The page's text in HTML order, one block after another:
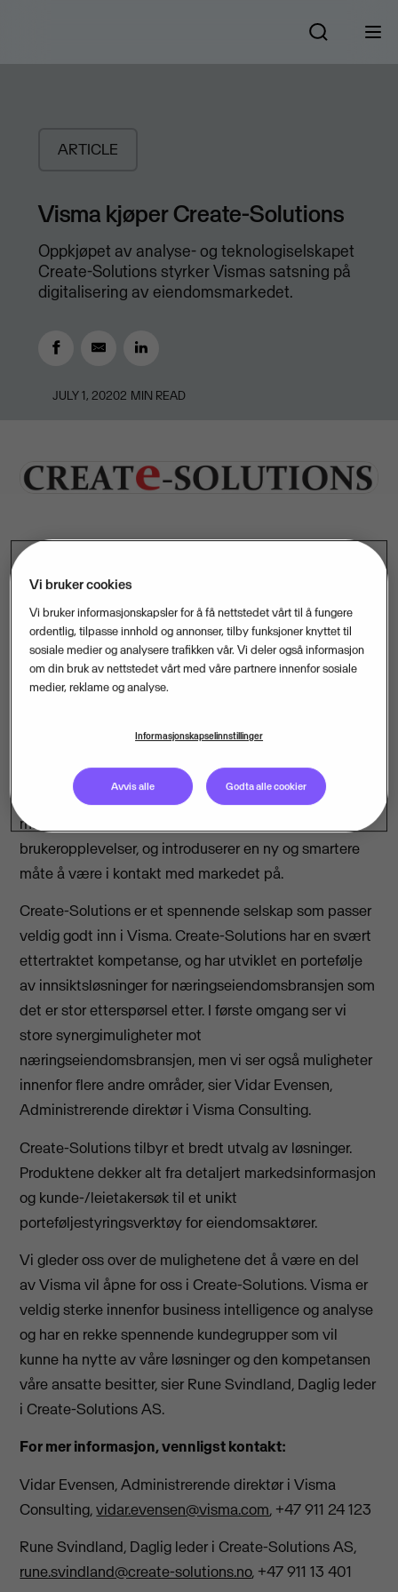
ARTICLE
Visma kjøper Create-Solutions
​Oppkjøpet av analyse- og teknologiselskapet
Create-Solutions styrker Vismas satsning på
digitalisering av eiendomsmarkedet.
JULY 1, 20202 MIN READ
Oppkjøpet av analyse- og teknologiselskapet
Create-Solutions styrker Vismas satsning på
digitalisering av eiendomsmarkedet.
Create-Solutions er en innovativ leverandør av data,
verktøy, analyse og innsikt som gir et komplett bilde av
næringseiendomsmarkedet. Det uavhengige analyse-
virksomheter med tilknytning til
næringseiendomsmarkedet. Create-Solutions har som
målsetning å være ledende innen datakvalitet og
brukeropplevelser, og introduserer en ny og smartere
måte å være i kontakt med markedet på.
Create-Solutions er et spennende selskap som passer
veldig godt inn i Visma. Create-Solutions har en svært
ettertraktet kompetanse, og har utviklet en portefølje
av innsiktsløsninger for næringseiendomsbransjen som
det er stor etterspørsel etter. I første omgang ser vi
store synergimuligheter mot
næringseiendomsbransjen, men vi ser også muligheter
innenfor flere andre områder, sier Vidar Evensen,
Administrerende direktør i Visma Consulting.
Create-Solutions tilbyr et bredt utvalg av løsninger.
Produktene dekker alt fra detaljert markedsinformasjon
og kunde-/leietakersøk til et unikt
porteføljestyringsverktøy for eiendomsaktører.
Vi gleder oss over de mulighetene det å være en del
av Visma vil åpne for oss i Create-Solutions. Visma er
veldig sterke innenfor business intelligence og analyse
og har en rekke spennende kundegrupper som vil
kunne ha nytte av våre løsninger og den kompetansen
våre ansatte besitter, sier Rune Svindland, Daglig leder
i Create-Solutions AS.
For mer informasjon, vennligst kontakt:
Vidar Evensen, Administrerende direktør i Visma
Consulting,vidar.evensen@visma.com, +47 911 24 123
Rune Svindland, Daglig leder i Create-Solutions AS,
rune.svindland@create-solutions.no, +47 911 13 401
Vi bruker cookies
Vi bruker informasjonskapsler for å få nettstedet vårt til å fungere
ordentlig, tilpasse innhold og annonser, tilby funksjoner knyttet til
sosiale medier og analysere trafikken vår. Vi deler også informasjon
om din bruk av nettstedet vårt med våre partnere innenfor sosiale
medier, reklame og analyse.
Informasjonskapselinnstillinger
Avvis alle Godta alle cookier